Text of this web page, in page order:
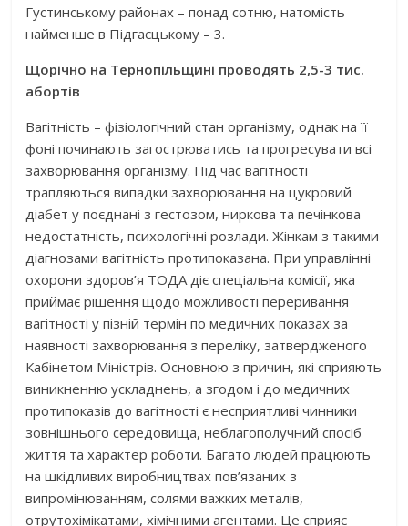
Густинському районах – понад сотню, натомість
найменше в Підгаєцькому – 3.
Щорічно на Тернопільщині проводять 2,5-3 тис.
абортів
Вагітність – фізіологічний стан організму, однак на її
фоні починають загострюватись та прогресувати всі
захворювання організму. Під час вагітності
трапляються випадки захворювання на цукровий
діабет у поєднані з гестозом, ниркова та печінкова
недостатність, психологічні розлади. Жінкам з такими
діагнозами вагітність протипоказана. При управлінні
охорони здоров’я ТОДА діє спеціальна комісії, яка
приймає рішення щодо можливості переривання
вагітності у пізній термін по медичних показах за
наявності захворювання з переліку, затвердженого
Кабінетом Міністрів. Основною з причин, які сприяють
виникненню ускладнень, а згодом і до медичних
протипоказів до вагітності є несприятливі чинники
зовнішнього середовища, неблагополучний спосіб
життя та характер роботи. Багато людей працюють
на шкідливих виробництвах пов’язаних з
випромінюванням, солями важких металів,
отрутохімікатами, хімічними агентами. Це сприяє